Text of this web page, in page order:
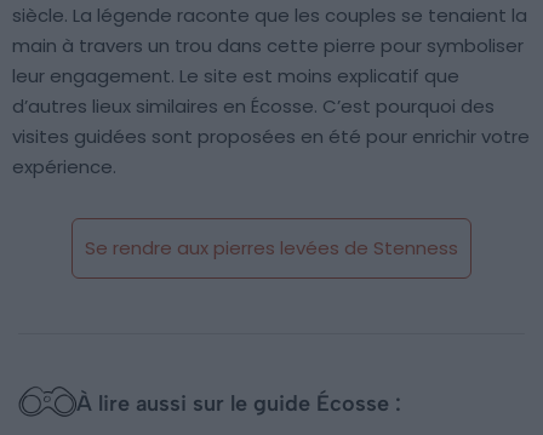
siècle. La légende raconte que les couples se tenaient la
main à travers un trou dans cette pierre pour symboliser
leur engagement. Le site est moins explicatif que
d’autres lieux similaires en Écosse. C’est pourquoi des
visites guidées sont proposées en été pour enrichir votre
expérience.
Se rendre aux pierres levées de Stenness
À lire aussi sur le guide Écosse :